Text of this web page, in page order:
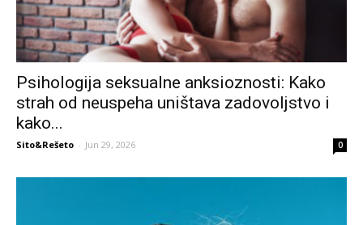
Psihologija seksualne anksioznosti: Kako
strah od neuspeha uništava zadovoljstvo i
kako...
Sito&Rešeto - Jun 29, 2026 0